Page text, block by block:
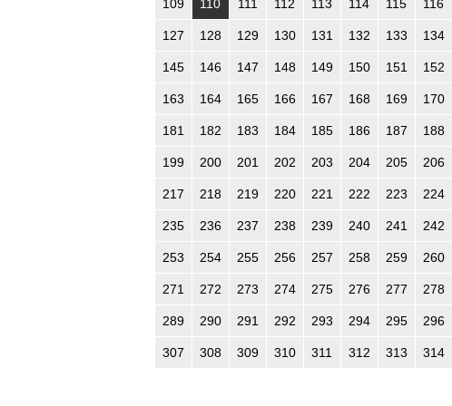
109 110 111 112 113 114 115 116
127 128 129 130 131 132 133 134
145 146 147 148 149 150 151 152
163 164 165 166 167 168 169 170
181 182 183 184 185 186 187 188
199 200 201 202 203 204 205 206
217 218 219 220 221 222 223 224
235 236 237 238 239 240 241 242
253 254 255 256 257 258 259 260
271 272 273 274 275 276 277 278
289 290 291 292 293 294 295 296
307 308 309 310 311 312 313 314